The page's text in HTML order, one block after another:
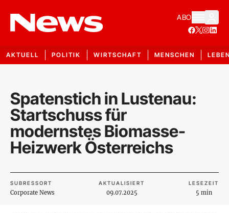
ABO
AKTUELL POLITIK WIRTSCHAFT MENSCHEN
Spatenstich in Lustenau:
Startschuss für
modernstes Biomasse-
Heizwerk Österreichs
SUBRESSORT
Corporate News
AKTUALISIERT
09.07.2025
LESEZEIT
5 min